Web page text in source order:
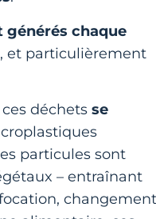
générés chaque
et particulièrement
déchets se
particules sont
– entraînant